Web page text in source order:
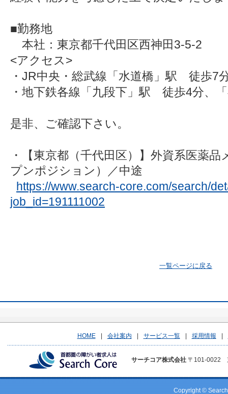
■勤務地
本社：東京都千代田区西神田3-5-2
<アクセス>
・JR中央・総武線「水道橋」駅 徒歩7
・地下鉄各線「九段下」駅 徒歩4分、
是非、ご確認下さい。
・【東京都（千代田区）】外資系医薬
プンポジション）／中途
https://www.search-core.com/search/
job_id=191111002
一覧ページに戻る
HOME | 会社案内 | サービス一覧 | 採用情報 |
サーチコア株式会社 〒101-0022
Copyright ©